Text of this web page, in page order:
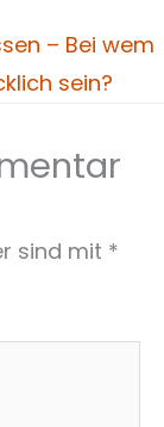
– Bei wem
sein?
sind mit *